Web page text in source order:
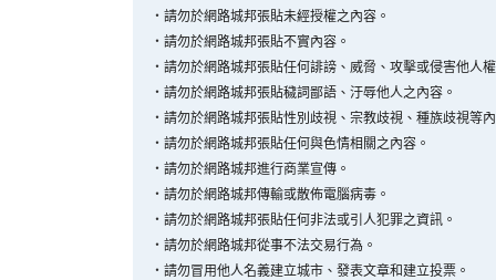
‧ 請勿於網路城邦張貼未經授權之內容。
‧ 請勿於網路城邦張貼不實內容。
‧ 請勿於網路城邦張貼任何誹謗、威脅、攻擊或侵害他人
‧ 請勿於網路城邦張貼穢詞鄙語、汙辱他人之內容。
‧ 請勿於網路城邦張貼性別歧視、宗教歧視、種族歧視等
‧ 請勿於網路城邦張貼任何與色情相關之內容。
‧ 請勿於網路城邦進行商業宣傳。
‧ 請勿於網路城邦傳輸或散佈電腦病毒。
‧ 請勿於網路城邦張貼任何非法或引人犯罪之資訊。
‧ 請勿於網路城邦從事不法交易行為。
‧ 請勿冒用他人名義建立城市、發表文章和建立投票。